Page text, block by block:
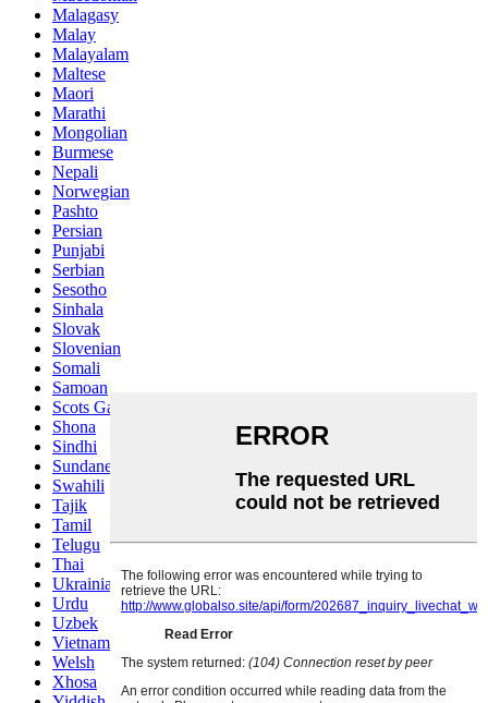
Malagasy
Malay
Malayalam
Maltese
Maori
Marathi
Mongolian
Burmese
Nepali
Norwegian
Pashto
Persian
Punjabi
Serbian
Sesotho
Sinhala
Slovak
Slovenian
Somali
Samoan
Scots Gaelic
Shona
Sindhi
Sundanese
Swahili
Tajik
Tamil
Telugu
Thai
Ukrainian
Urdu
Uzbek
Vietnamese
Welsh
Xhosa